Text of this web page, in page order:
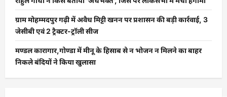
ग्राम मोहम्मदपुर गढ़ी में अवैध मिट्टी खनन पर प्रशासन की बड़ी कार्रवाई, 3
जेसीबी एवं 2 ट्रैक्टर-ट्रॉली सीज
मण्डल कारागार,गोण्डा में मीनू के हिसाब से न भोजन न मिलने का बाहर
निकले बंदियों ने किया खुलासा